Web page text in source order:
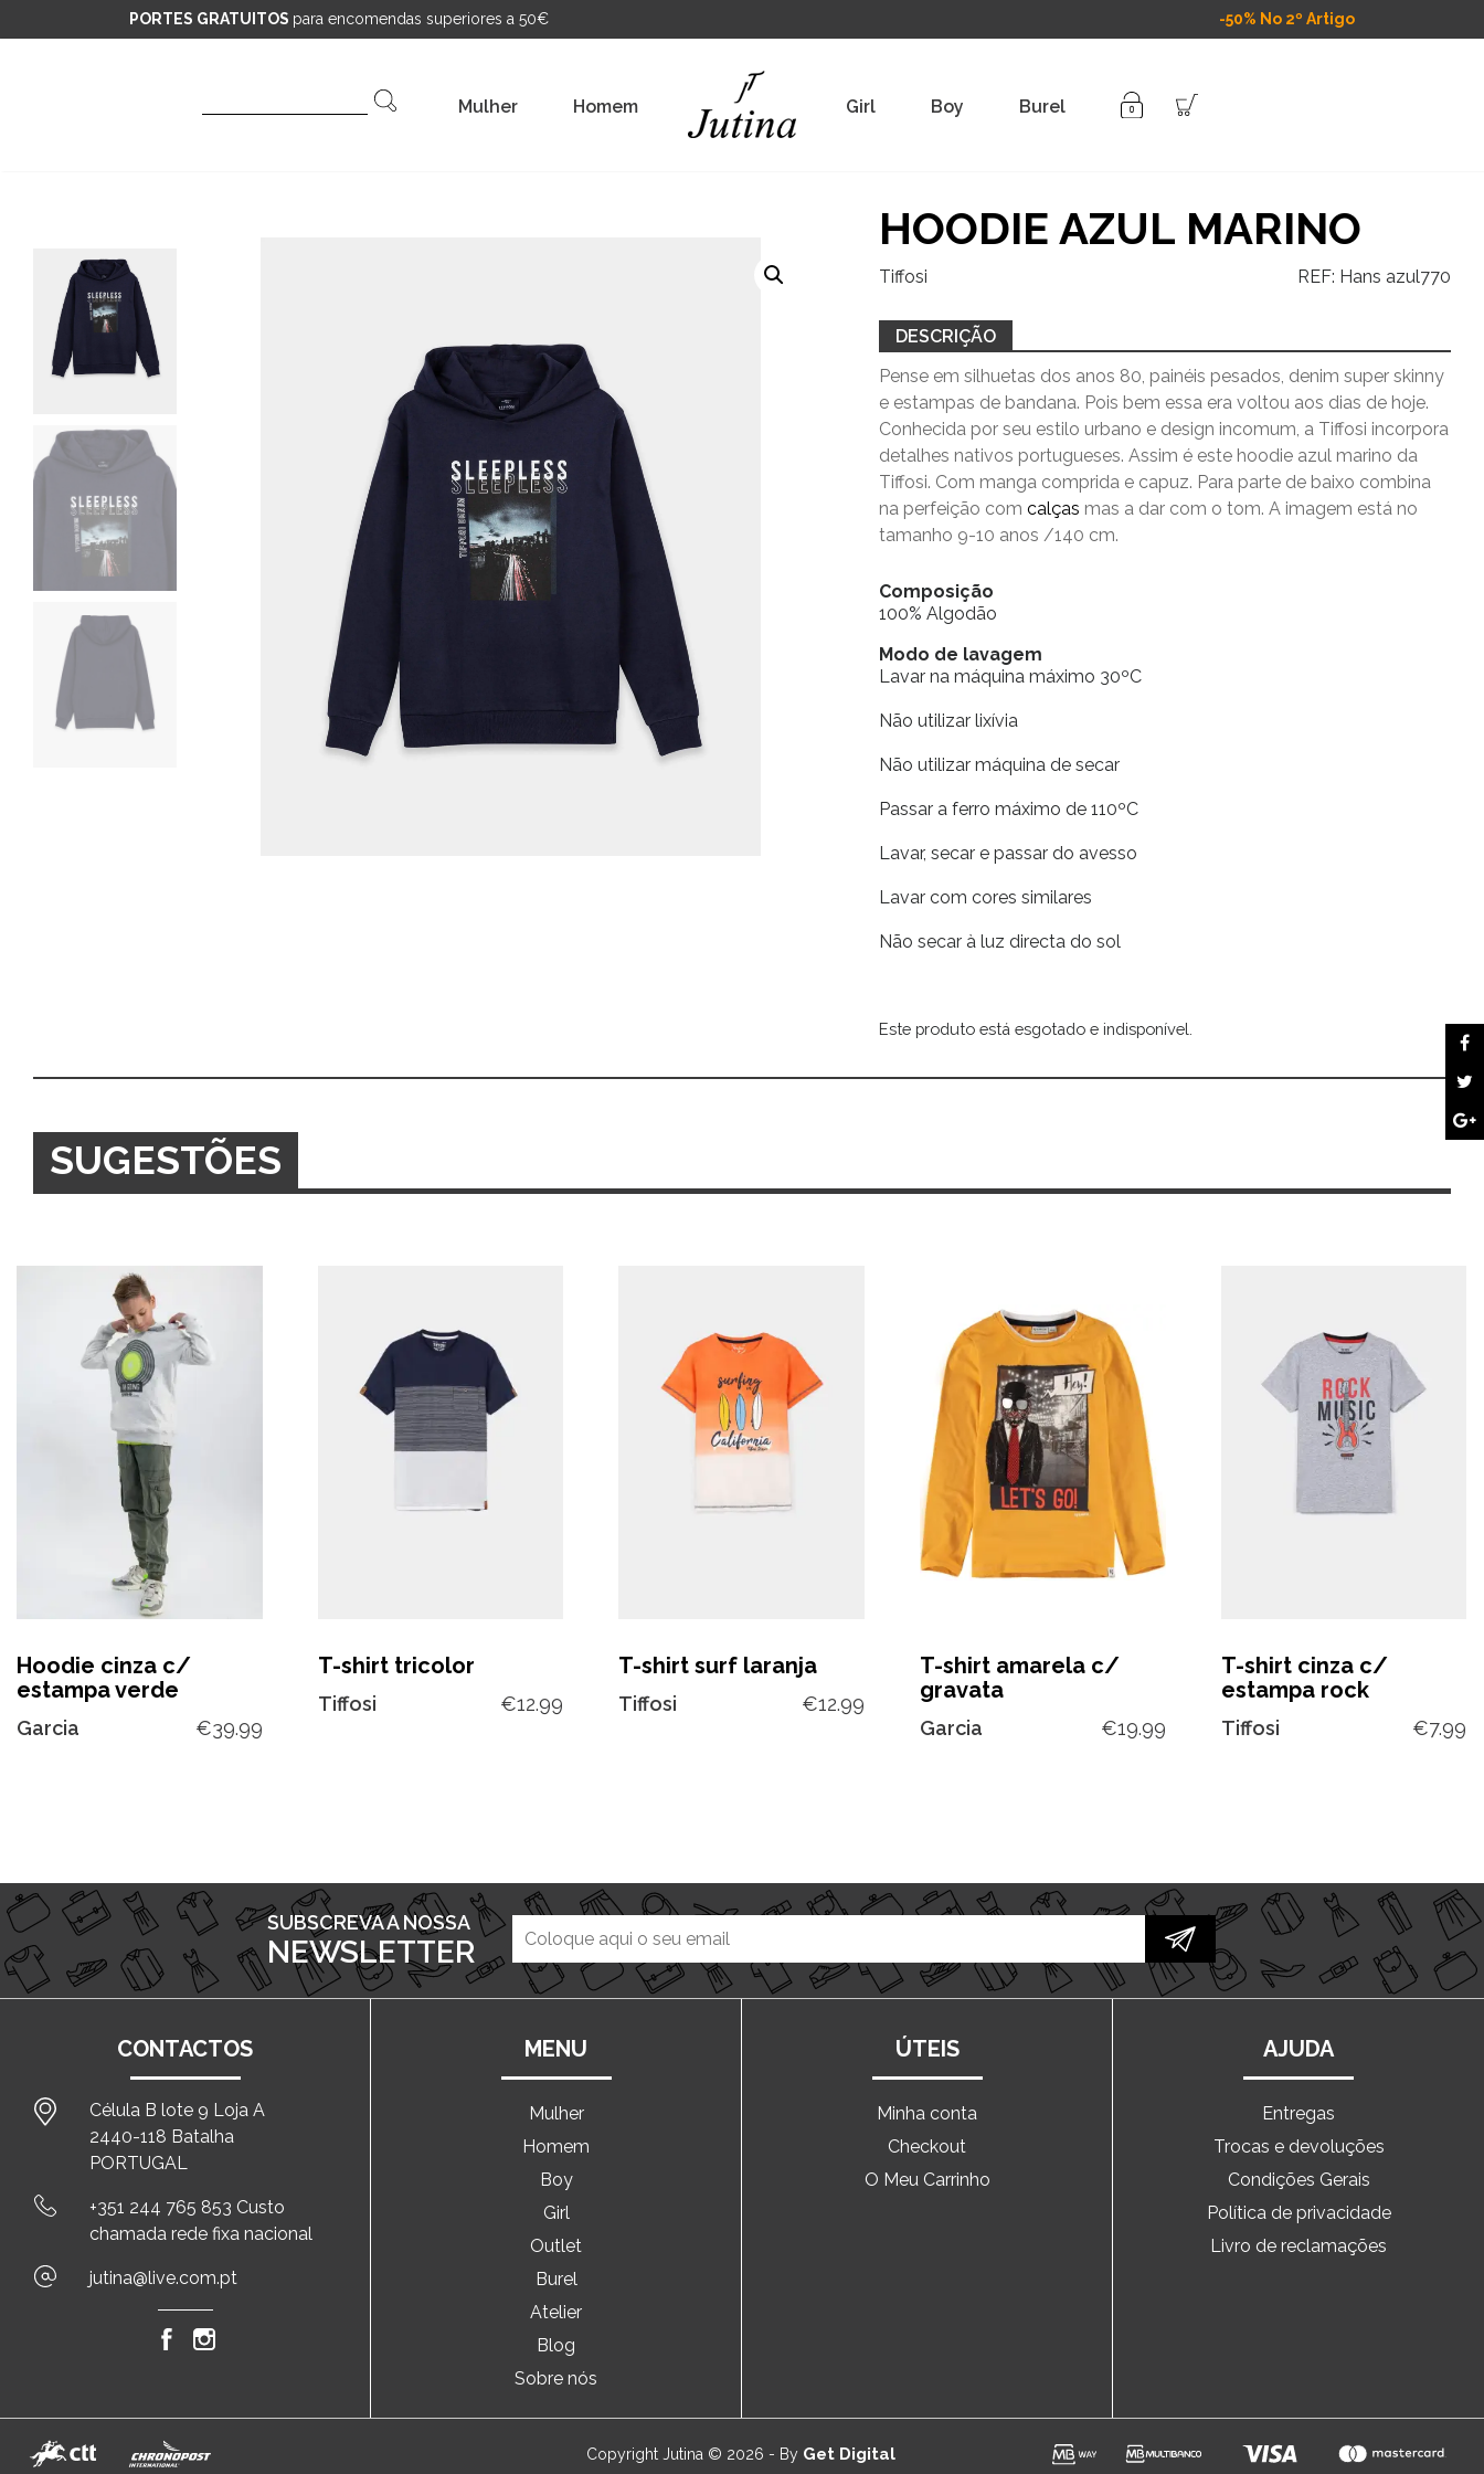
PORTES GRATUITOS para encomendas superiores a 50€ -50% No 2º Artigo
Mulher Homem Girl Boy Burel
HOODIE AZUL MARINO
Tiffosi REF: Hans azul770
DESCRIÇÃO
Pense em silhuetas dos anos 80, painéis pesados, denim super skinny
e estampas de bandana. Pois bem essa era voltou aos dias de hoje.
Conhecida por seu estilo urbano e design incomum, a Tiffosi incorpora
detalhes nativos portugueses. Assim é este hoodie azul marino da
Tiffosi. Com manga comprida e capuz. Para parte de baixo combina
na perfeição comcalças mas a dar com o tom. A imagem está no
tamanho 9-10 anos /140 cm.
Composição
100% Algodão
Modo de lavagem
Lavar na máquina máximo 30ºC
Não utilizar lixívia
Não utilizar máquina de secar
Passar a ferro máximo de 110ºC
Lavar, secar e passar do avesso
Lavar com cores similares
Não secar à luz directa do sol
Este produto está esgotado e indisponível.
Alternative:
SUGESTÕES
Hoodie cinza c/
estampa verde
Garcia €39.99
T-shirt tricolor
Tiffosi €12.99
T-shirt surf laranja
Tiffosi €12.99
T-shirt amarela c/
gravata
Garcia €19.99
T-shirt cinza c/
estampa rock
Tiffosi €7.99
SUBSCREVA A NOSSA
NEWSLETTER
CONTACTOS
Célula B lote 9 Loja A
2440-118 Batalha
PORTUGAL
+351 244 765 853 Custo
chamada rede fixa nacional
jutina@live.com.pt
MENU
Mulher
Homem
Boy
Girl
Outlet
Burel
Atelier
Blog
Sobre nós
ÚTEIS
Minha conta
Checkout
O Meu Carrinho
AJUDA
Entregas
Trocas e devoluções
Condições Gerais
Política de privacidade
Livro de reclamações
Copyright Jutina © 2026 - By Get Digital